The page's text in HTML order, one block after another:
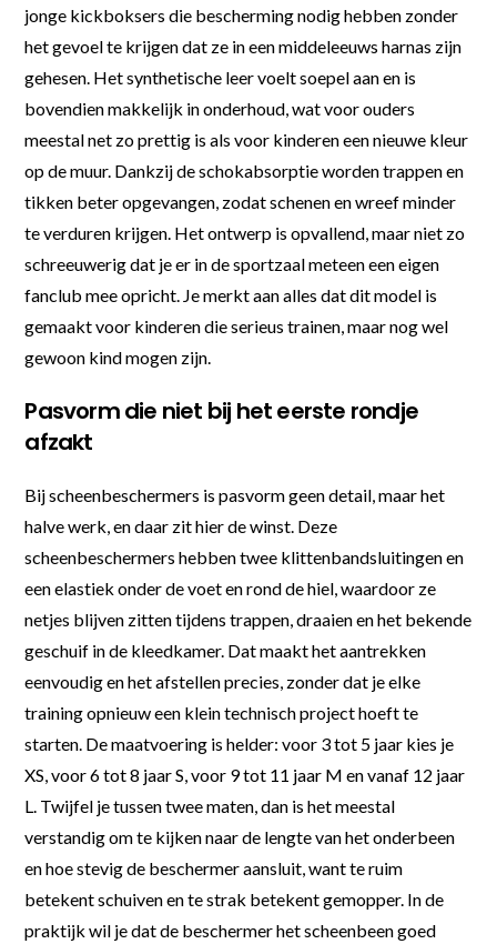
jonge kickboksers die bescherming nodig hebben zonder
het gevoel te krijgen dat ze in een middeleeuws harnas zijn
gehesen. Het synthetische leer voelt soepel aan en is
bovendien makkelijk in onderhoud, wat voor ouders
meestal net zo prettig is als voor kinderen een nieuwe kleur
op de muur. Dankzij de schokabsorptie worden trappen en
tikken beter opgevangen, zodat schenen en wreef minder
te verduren krijgen. Het ontwerp is opvallend, maar niet zo
schreeuwerig dat je er in de sportzaal meteen een eigen
fanclub mee opricht. Je merkt aan alles dat dit model is
gemaakt voor kinderen die serieus trainen, maar nog wel
gewoon kind mogen zijn.
Pasvorm die niet bij het eerste rondje
afzakt
Bij scheenbeschermers is pasvorm geen detail, maar het
halve werk, en daar zit hier de winst. Deze
scheenbeschermers hebben twee klittenbandsluitingen en
een elastiek onder de voet en rond de hiel, waardoor ze
netjes blijven zitten tijdens trappen, draaien en het bekende
geschuif in de kleedkamer. Dat maakt het aantrekken
eenvoudig en het afstellen precies, zonder dat je elke
training opnieuw een klein technisch project hoeft te
starten. De maatvoering is helder: voor 3 tot 5 jaar kies je
XS, voor 6 tot 8 jaar S, voor 9 tot 11 jaar M en vanaf 12 jaar
L. Twijfel je tussen twee maten, dan is het meestal
verstandig om te kijken naar de lengte van het onderbeen
en hoe stevig de beschermer aansluit, want te ruim
betekent schuiven en te strak betekent gemopper. In de
praktijk wil je dat de beschermer het scheenbeen goed